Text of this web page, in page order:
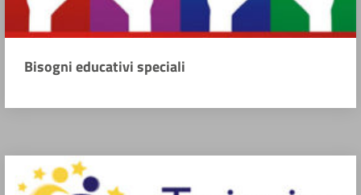
Bisogni educativi speciali